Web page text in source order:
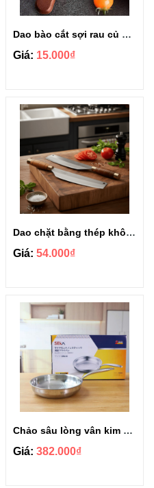
Dao bào cắt sợi rau củ bằng thép không gỉ cán gỗ đa năng
Giá: 15.000₫
Dao chặt bằng thép không gỉ trúc gỗ 4 lạng
Giá: 54.000₫
Chảo sâu lòng vân kim cương Seka 24cm
Giá: 382.000₫